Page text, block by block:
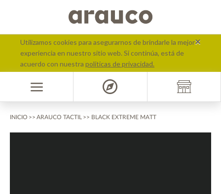
text.skipToContent
text.skipToNavigation ×
Utilizamos cookies para asegurarnos de brindarle la mejor
experiencia en nuestro sitio web. Si continúa, está de
acuerdo con nuestra políticas de privacidad.
INICIO >> ARAUCO TACTIL >> BLACK EXTREME MATT